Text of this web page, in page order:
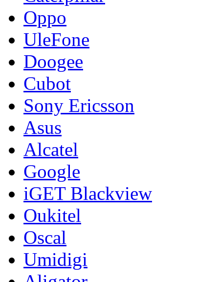
Oppo
UleFone
Doogee
Cubot
Sony Ericsson
Asus
Alcatel
Google
iGET Blackview
Oukitel
Oscal
Umidigi